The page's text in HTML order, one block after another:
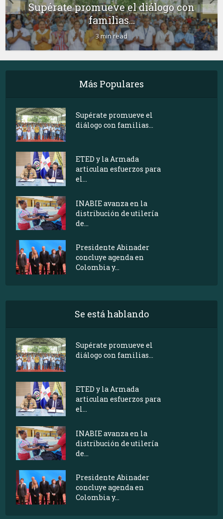
Supérate promueve el diálogo con
familias...
3 min read
Más Populares
Supérate promueve el
diálogo con familias...
ETED y la Armada
articulan esfuerzos para
el...
INABIE avanza en la
distribución de utilería
de...
Presidente Abinader
concluye agenda en
Colombia y...
Se está hablando
Supérate promueve el
diálogo con familias...
ETED y la Armada
articulan esfuerzos para
el...
INABIE avanza en la
distribución de utilería
de...
Presidente Abinader
concluye agenda en
Colombia y...